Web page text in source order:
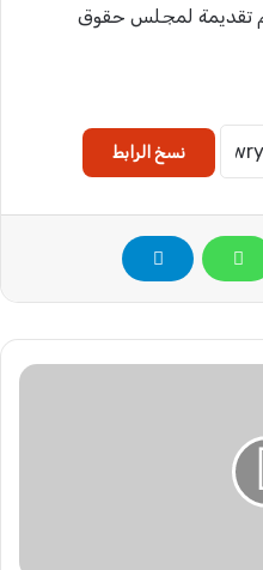
تقديمة لمجلس حقوق
نسخ الرابط